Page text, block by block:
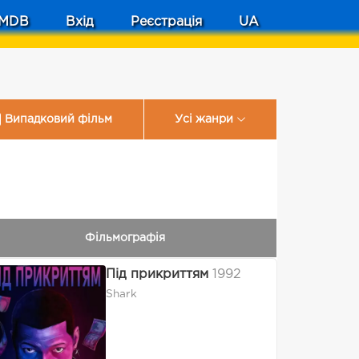
Вхід Реєстрація UA
Випадковий фільм Усі жанри
Фільмографія
Під прикриттям 1992
Shark